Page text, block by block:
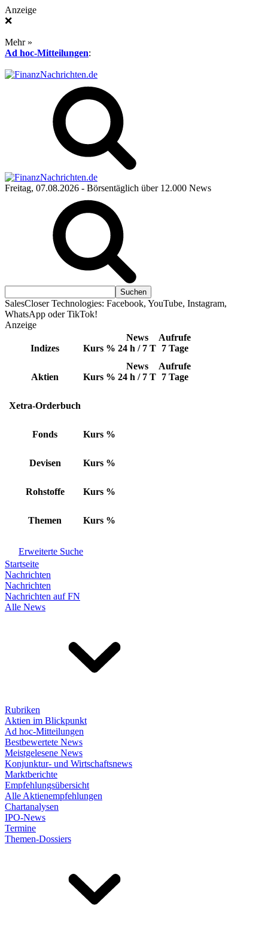
Anzeige
❌
Mehr »
Ad hoc-Mitteilungen:
Freitag, 07.08.2026 - Börsentäglich über 12.000 News
SalesCloser Technologies: Facebook, YouTube, Instagram,
WhatsApp oder TikTok!
Anzeige
Indizes Kurs %
News
24 h / 7 T
Aufrufe
7 Tage
Aktien Kurs %
News
24 h / 7 T
Aufrufe
7 Tage
Xetra-Orderbuch
Fonds Kurs %
Devisen Kurs %
Rohstoffe Kurs %
Themen Kurs %
Erweiterte Suche
Startseite
Nachrichten
Nachrichten
Nachrichten auf FN
Alle News
Rubriken
Aktien im Blickpunkt
Ad hoc-Mitteilungen
Bestbewertete News
Meistgelesene News
Konjunktur- und Wirtschaftsnews
Marktberichte
Empfehlungsübersicht
Alle Aktienempfehlungen
Chartanalysen
IPO-News
Termine
Themen-Dossiers